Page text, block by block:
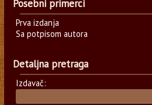
Posebni primerci
Prva izdanja
Sa potpisom autora
Detaljna pretraga
Izdavač: